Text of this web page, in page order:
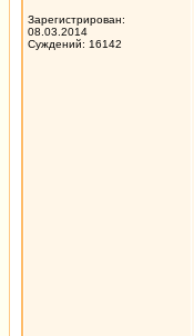
Зарегистрирован:
08.03.2014
Суждений: 16142